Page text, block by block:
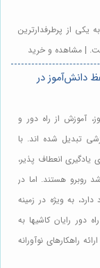
یکی از پرطرفدارترین
| مشاهده و خرید
دانش‌آموز در
آموزش از راه دور و
تبدیل شده اند. با
انعطاف پذیر،
روبرو هستند. اما در
به ویژه در زمینه
رایان کاشیها به
راهکارهای نوآورانه